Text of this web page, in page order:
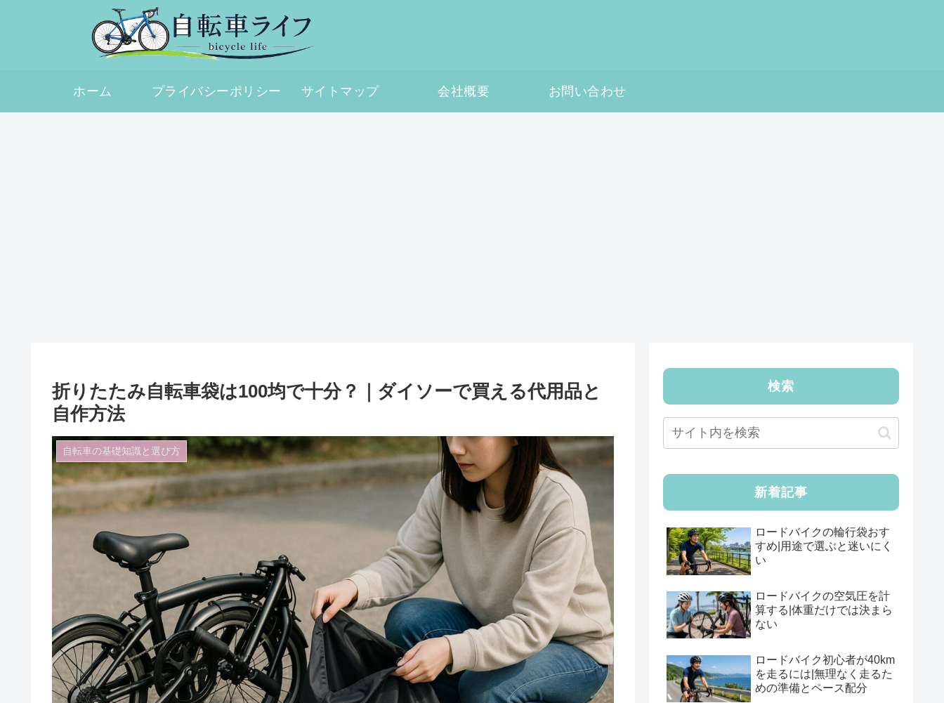
ホーム プライバシーポリシー サイトマップ 会社概要 お問い合わせ
折りたたみ自転車袋は100均で十分？｜ダイソーで買える代用品と
自作方法
自転車の基礎知識と選び方
検索
新着記事
ロードバイクの輪行袋おす
すめ|用途で選ぶと迷いにく
い
ロードバイクの空気圧を計
算する|体重だけでは決まら
ない
ロードバイク初心者が40km
を走るには|無理なく走るた
めの準備とペース配分